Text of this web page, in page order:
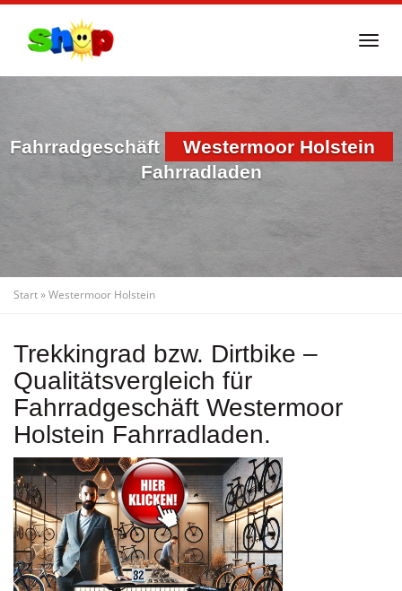
Fahrradgeschäft
Westermoor Holstein
Fahrradladen
Start»Westermoor Holstein
Trekkingrad bzw. Dirtbike –
Qualitätsvergleich für
Fahrradgeschäft Westermoor
Holstein Fahrradladen.